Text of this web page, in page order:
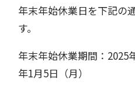
年末年始休業日を下記の
す。
年末年始休業期間：2025
年1月5日（月）